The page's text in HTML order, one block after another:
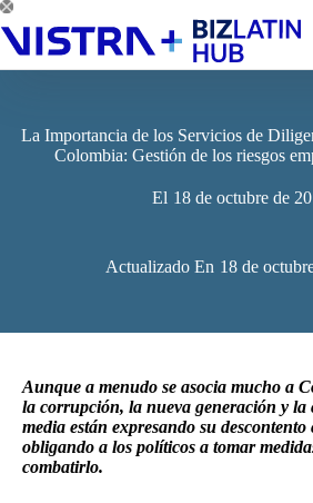
Saltar
al
contenido
La Importancia de los Servicios de
Colombia: Gestión de los riesgos
El 18 de octubre de
Actualizado En 18 de
Aunque a menudo se asocia mucho a
la corrupción, la nueva generación y la
media están expresando su descontento
obligando a los políticos a tomar
combatirlo.